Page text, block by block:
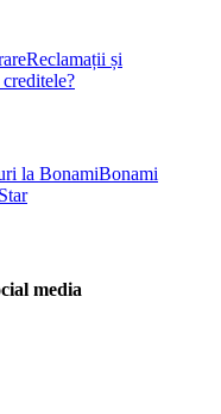
Reclamații și
la BonamiBonami
media